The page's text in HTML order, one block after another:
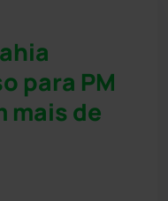
para PM
mais de